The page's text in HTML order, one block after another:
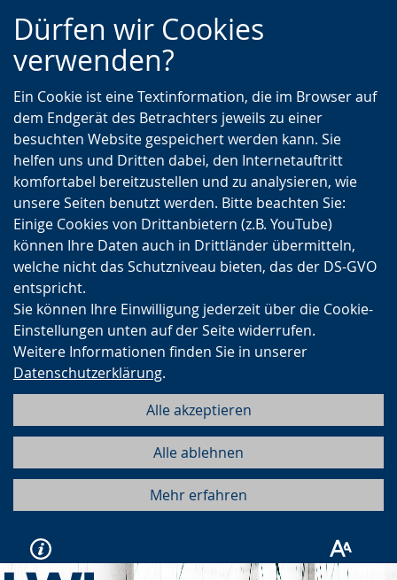
Zur
Hauptnavigation
Zur
Seitennavigation
Zum
Inhalt
Dürfen wir Cookies
verwenden?
Ein Cookie ist eine Textinformation, die im Browser auf
dem Endgerät des Betrachters jeweils zu einer
besuchten Website gespeichert werden kann. Sie
helfen uns und Dritten dabei, den Internetauftritt
komfortabel bereitzustellen und zu analysieren, wie
unsere Seiten benutzt werden. Bitte beachten Sie:
Einige Cookies von Drittanbietern (z.B. YouTube)
können Ihre Daten auch in Drittländer übermitteln,
welche nicht das Schutzniveau bieten, das der DS-GVO
entspricht.
Sie können Ihre Einwilligung jederzeit über die Cookie-
Einstellungen unten auf der Seite widerrufen.
Weitere Informationen finden Sie in unserer
Datenschutzerklärung.
Alle akzeptieren
Alle ablehnen
Mehr erfahren